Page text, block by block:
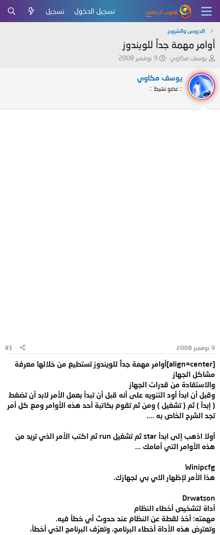
تسجيل الدخول تسجيل
الدروس والشروح
أوامر مهمة جداً للويندوز
ب
د
ئ
ا
ل
م
يوسف مكاوي
ت
خ
ل
9 نوفمبر 2008
يوسف مكاوي
:: عضو نشيط ::
9 نوفمبر 2008 #1
[align=center]
أوامر مهمة جداً للويندوز تستطيع من خلالها معرفة
مشاكل الجهاز
والاستفادة من قدرات الجهاز
وقبل أن ابدأ أود التنويه على أنه قبل أن تبدأ بعمل الأمر لابد أن تضغط
( إبدأ ) ثم ( تشغيل ) ومن ثم تقوم بكاتبة أحد هذه الأوامر ومع كل أمر
تجد الشرح الخاص به ....
أولا اذهب إلى ابدأ star ثم تشغيل run ثم اكتب الأمر الذي تريد من
هذه الأوامر التي أمامك ...
Winipcfg
هذا الأمر لإظهار الاي بي لجهازك.
Drwatson
أداة لتشخيص أخطاء النظام
مهمته: أخذ لقطة عن النظام عند حدوث أي خطأ فيه.
وتعترض هذه الأداة أخطاء البرنامج، وتعرّف البرنامج الذي أخطأ،